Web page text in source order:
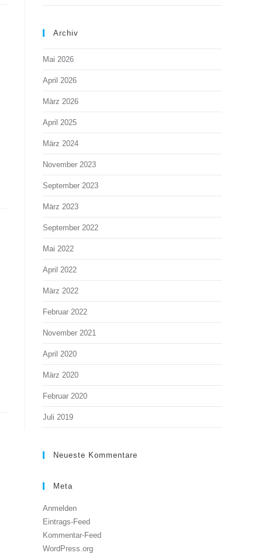
Archiv
Mai 2026
April 2026
März 2026
April 2025
März 2024
November 2023
September 2023
März 2023
September 2022
Mai 2022
April 2022
März 2022
Februar 2022
November 2021
April 2020
März 2020
Februar 2020
Juli 2019
Neueste Kommentare
Meta
Anmelden
Eintrags-Feed
Kommentar-Feed
WordPress.org